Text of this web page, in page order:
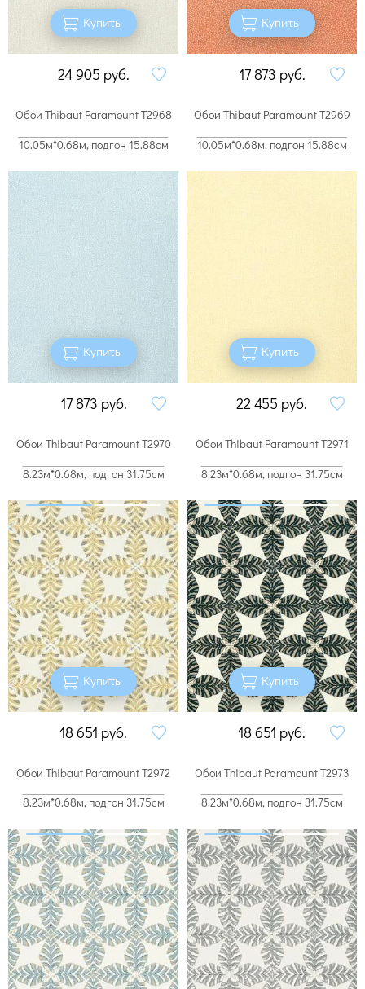
Купить
24 905 руб.
Купить
17 873 руб.
Обои Thibaut Paramount T2968
10.05м*0.68м, подгон 15.88см
Купить
17 873 руб.
Обои Thibaut Paramount T2969
10.05м*0.68м, подгон 15.88см
Купить
22 455 руб.
Обои Thibaut Paramount T2970
8.23м*0.68м, подгон 31.75см
Купить
18 651 руб.
Обои Thibaut Paramount T2971
8.23м*0.68м, подгон 31.75см
Купить
18 651 руб.
Обои Thibaut Paramount T2972
8.23м*0.68м, подгон 31.75см
Обои Thibaut Paramount T2973
8.23м*0.68м, подгон 31.75см